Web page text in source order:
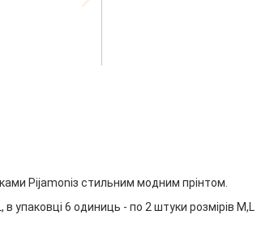
Pijamoniз стильним модним прінтом.
в упаковці 6 одиниць - по 2 штуки розмірів M,L